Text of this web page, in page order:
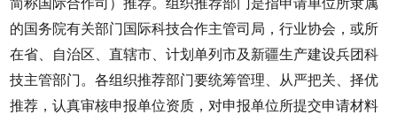
的国务院有关部门国际科技合作主管司局，行业协会，或所
在省、自治区、直辖市、计划单列市及新疆生产建设兵团科
技主管部门。各组织推荐部门要统筹管理、从严把关、择优
推荐，认真审核申报单位资质，对申报单位所提交申请材料